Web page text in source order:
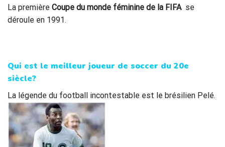
La première Coupe du monde féminine de la FIFAse
déroule en 1991.
Qui est le meilleur joueur de soccer du 20e
siècle?
La légende du football incontestable est le brésilien Pelé.